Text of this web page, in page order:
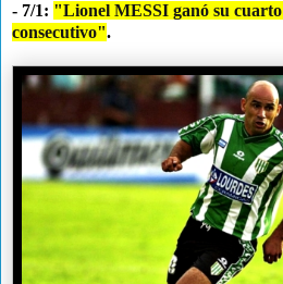
- 7/1: "Lionel MESSI ganó su cuarto
consecutivo".